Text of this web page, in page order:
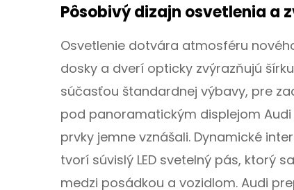
Pôsobivý dizajn osvetlenia a
Osvetlenie dotvára atmosféru
dosky a dverí opticky zvýrazňujú
súčasťou štandardnej výbavy, pre
pod panoramatickým displejom
prvky jemne vznášali. Dynamické
tvorí súvislý LED svetelný pás, ktorý
medzi posádkou a vozidlom. Audi